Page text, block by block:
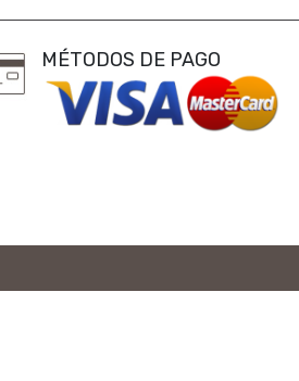
MÉTODOS DE PAGO